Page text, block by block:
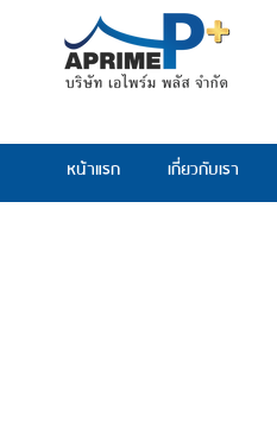
หน้าแรก เกี่ยวกับเรา